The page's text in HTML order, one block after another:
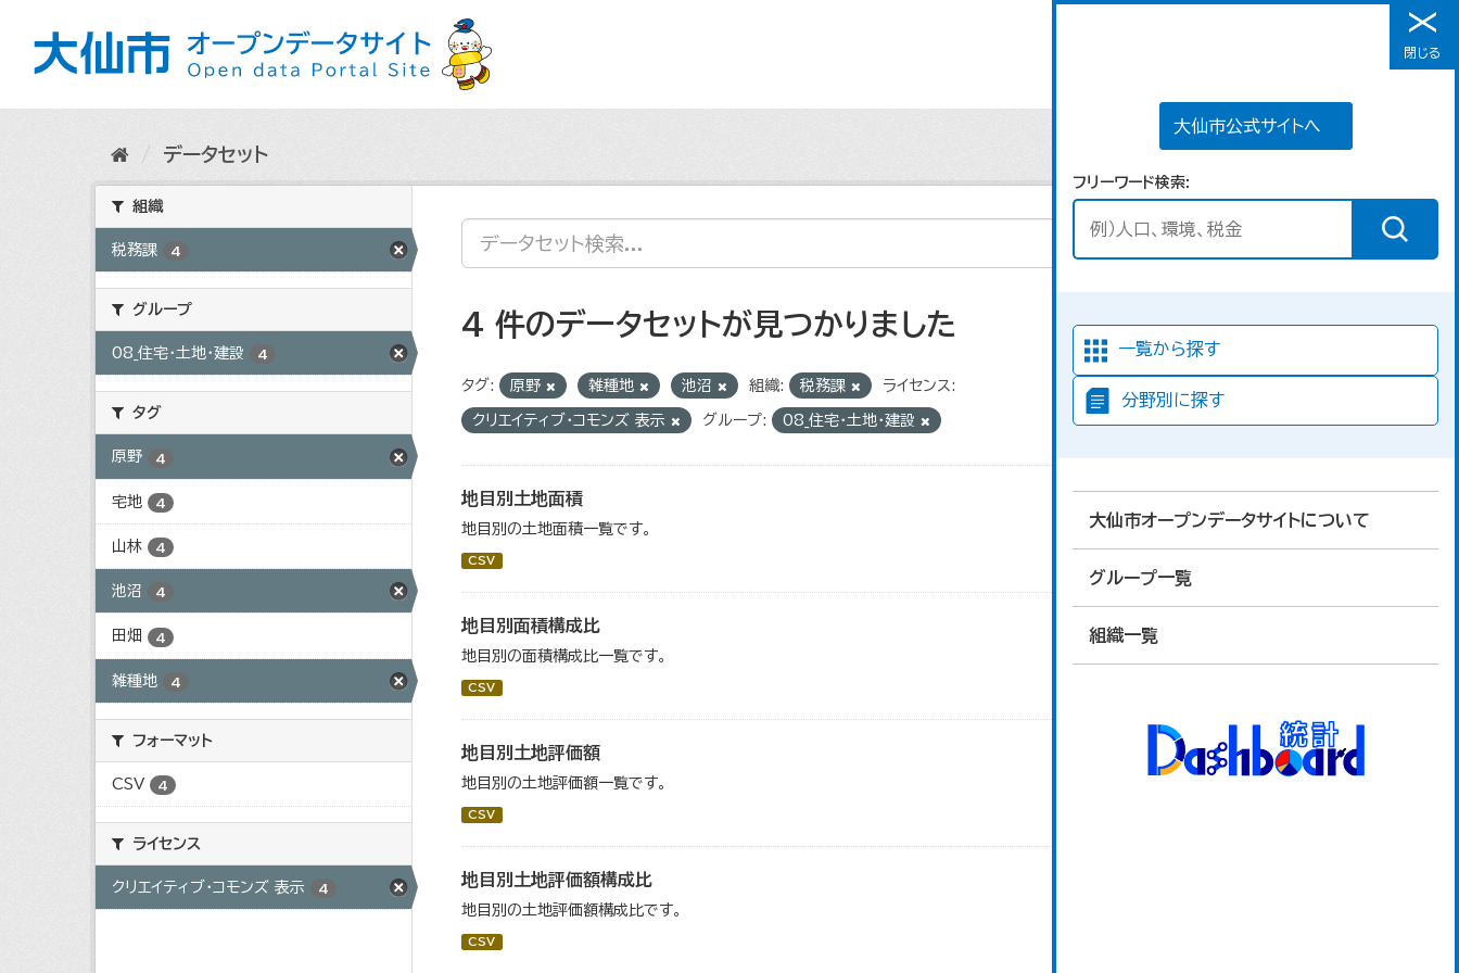
メニュー
大仙市公式サイトへ
フリーワード検索
一覧から探す
分野別に探す
大仙市オープンデータサイトについて
グループ一覧
組織一覧
閉じる
データセット
組織
税務課 4
グループ
08_住宅・土地・建設 4
タグ
原野 4
宅地 4
山林 4
池沼 4
田畑 4
雑種地 4
フォーマット
CSV 4
ライセンス
クリエイティブ・コモンズ 表示 4
4 件のデータセットが見つかりました
タグ: 原野 雑種地 池沼 組織: 税務課 ライセンス:
クリエイティブ・コモンズ 表示 グループ: 08_住宅・土地・建設
地目別土地面積
地目別の土地面積一覧です。
CSV
地目別面積構成比
地目別の面積構成比一覧です。
CSV
地目別土地評価額
地目別の土地評価額一覧です。
CSV
地目別土地評価額構成比
地目別の土地評価額構成比です。
CSV